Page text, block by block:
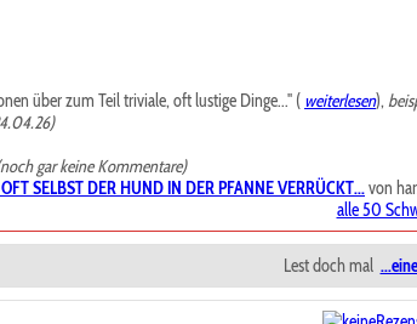
über zum Teil triviale, oft lustige Dinge..." ( weiterlesen),
gar keine Kommentare)
SELBST DER HUND IN DER PFANNE VERRÜCKT...von
alle 50
Lest doch mal